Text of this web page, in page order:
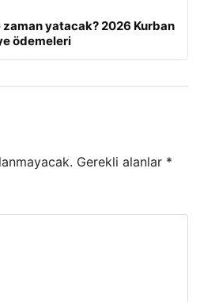
yatacak? 2026 Kurban
ödemeleri
Gerekli alanlar *